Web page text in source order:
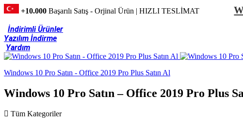
+10.000 Başarılı Satış - Orjinal Ürün | HIZLI TESLİMAT
İndirimli Ürünler
Yazılım İndirme
Yardım
Windows 10 Pro Satın - Office 2019 Pro Plus Satın Al
Windows 10 Pro Satın – Office 2019 Pro Plus
Tüm Kategoriler